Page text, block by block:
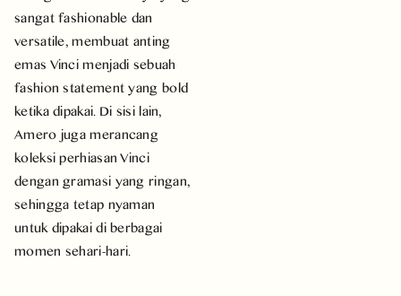
sangat fashionable dan
versatile, membuat anting
emas Vinci menjadi sebuah
fashion statement yang bold
ketika dipakai. Di sisi lain,
Amero juga merancang
koleksi perhiasan Vinci
dengan gramasi yang ringan,
sehingga tetap nyaman
untuk dipakai di berbagai
momen sehari-hari.